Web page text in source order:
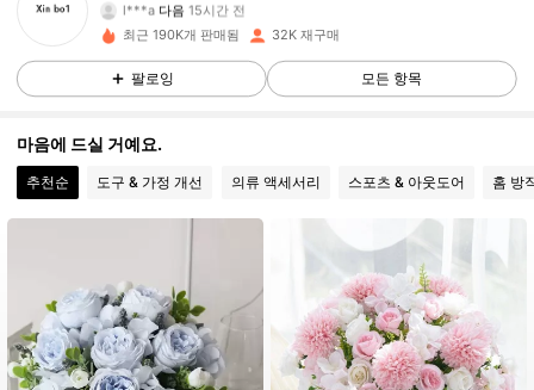
l***a다음 15시간 전
4.88 2K 팔로워
4.88 2K 팔로워
최근 190K개 판매됨 32K 재구매
팔로잉 모든 항목
마음에 드실 거예요.
추천순 도구 & 가정 개선 의류 액세서리 스포츠 & 아웃도어 홈 방